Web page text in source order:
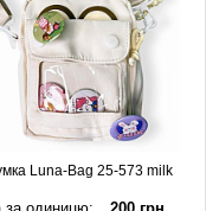
Luna-Bag 25-573 milk